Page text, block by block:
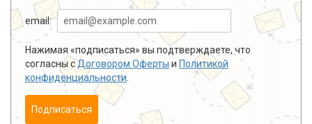
email:
Нажимая «подписаться» вы подтверждаете, что
согласны сДоговором Оферты и Политикой
конфиденциальности
Подписаться